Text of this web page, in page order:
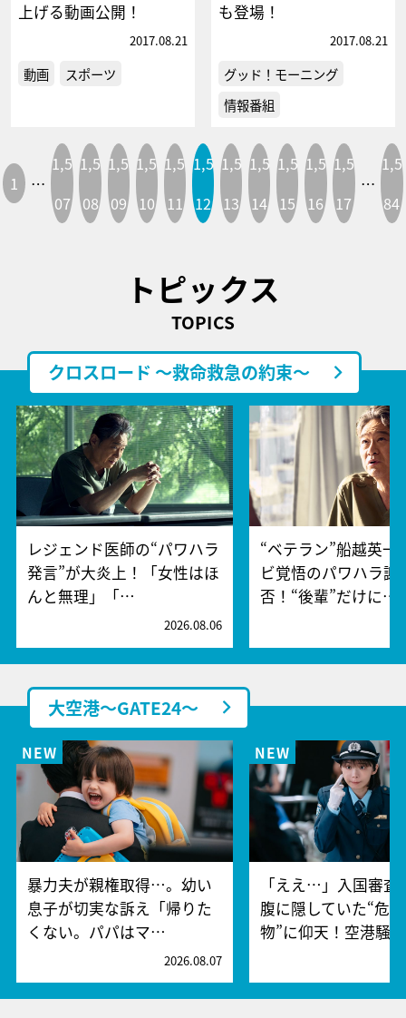
上げる動画公開！
2017.08.21
動画 スポーツ
も登場！
2017.08.21
グッド！モーニング
情報番組
1 …
1,5
07
1,5
08
1,5
09
1,5
10
1,5
11
1,5
12
1,5
13
1,5
14
1,5
15
1,5
16
1,5
17
…
1,5
84
トピックス
TOPICS
クロスロード ～救命救急の約束～
レジェンド医師の“パワハラ
発言”が大炎上！「女性はほ
んと無理」「…
2026.08.06
“ベテラン”船越英一
ビ覚悟のパワハラ謝
否！“後輩”だけに…
大空港～GATE24～
暴力夫が親権取得…。幼い
息子が切実な訴え「帰りた
くない。パパはマ…
2026.08.07
「ええ…」入国審査
腹に隠していた“危
物”に仰天！空港騒